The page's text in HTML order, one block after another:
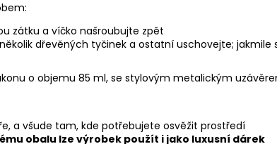
zátku a víčko našroubujte zpět
dřevěných tyčinek a ostatní uschovejte;
o objemu 85 ml, se stylovým metalickým
a všude tam, kde potřebujete osvěžit prostředí
obalu lze výrobek použít i jako luxusní dárek